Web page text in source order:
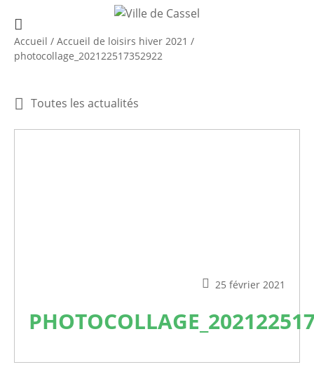
Accueil / Accueil de loisirs hiver 2021 /
photocollage_202122517352922
Toutes les actualités
25 février 2021